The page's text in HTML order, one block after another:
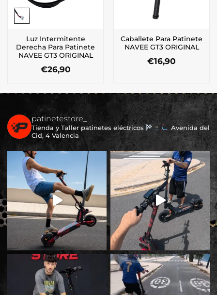
Luz Intermitente
Derecha Para Patinete
NAVEE GT3 ORIGINAL
€26,90
Caballete Para Patinete
NAVEE GT3 ORIGINAL
€16,90
patinetestore_
Tienda y Taller patinetes eléctricos
Avenida del
Cid, 4 Valencia